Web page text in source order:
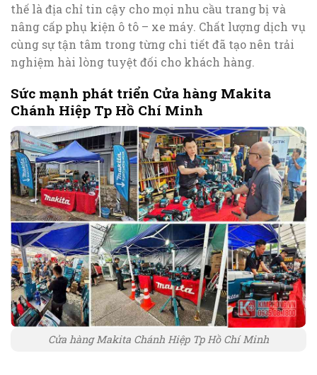
thế là địa chỉ tin cậy cho mọi nhu cầu trang bị và
nâng cấp phụ kiện ô tô – xe máy. Chất lượng dịch vụ
cùng sự tận tâm trong từng chi tiết đã tạo nên trải
nghiệm hài lòng tuyệt đối cho khách hàng.
Sức mạnh phát triển Cửa hàng Makita
Chánh Hiệp Tp Hồ Chí Minh
Cửa hàng Makita Chánh Hiệp Tp Hồ Chí Minh